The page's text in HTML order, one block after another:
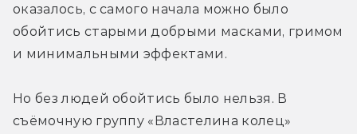
оказалось, с самого начала можно было
обойтись старыми добрыми масками, гримом
и минимальными эффектами.
Но без людей обойтись было нельзя. В
съёмочную группу «Властелина колец»